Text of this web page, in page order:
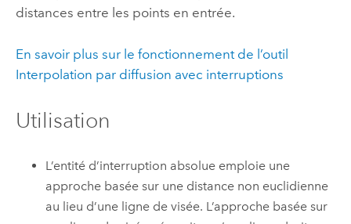
distances entre les points en entrée.
En savoir plus sur le fonctionnement de l’outil
Interpolation par diffusion avec interruptions
Utilisation
L’entité d’interruption absolue emploie une
approche basée sur une distance non euclidienne
au lieu d’une ligne de visée. L’approche basée sur